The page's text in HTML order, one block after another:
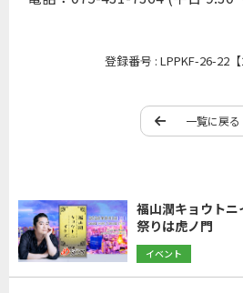
登録番号 : LPPKF-26-22【
一覧に戻る
福山潤キョウトニ
祭りは虎ノ門
イベント